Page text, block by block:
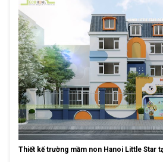
Thiết kế trường mầm non Hanoi Little Star